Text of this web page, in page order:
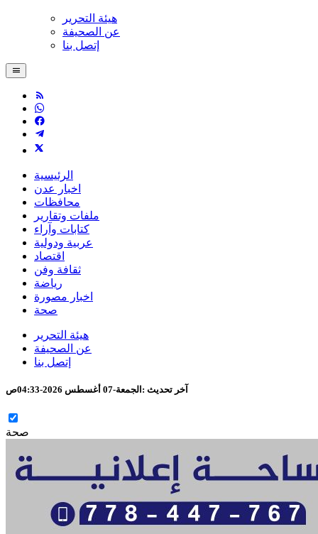
هيئة التحرير
عن الصحيفة
إتصل بنا
الرئيسية
اخبار عدن
محافظات
ملفات وتقارير
كتابات وآراء
عربية ودولية
اقتصاد
ثقافة وفن
رياضة
اخبار مصورة
صحة
هيئة التحرير
عن الصحيفة
إتصل بنا
آخر تحديث : الجمعة-07 أغسطس 2026-04:33ص
صحة